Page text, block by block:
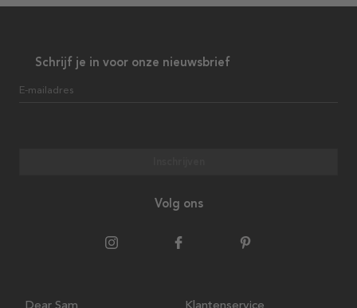
Schrijf je in voor onze nieuwsbrief
E-mailadres
Volg ons
Dear Sam Klantenservice